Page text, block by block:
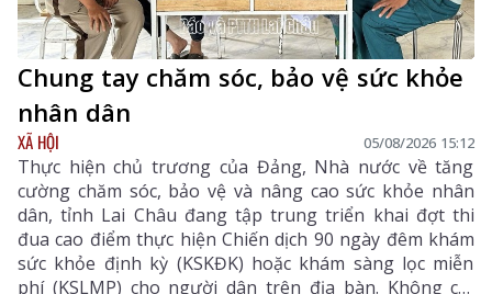
Chung tay chăm sóc, bảo vệ sức khỏe
nhân dân
XÃ HỘI 05/08/2026 15:12
Thực hiện chủ trương của Đảng, Nhà nước về tăng
cường chăm sóc, bảo vệ và nâng cao sức khỏe nhân
dân, tỉnh Lai Châu đang tập trung triển khai đợt thi
đua cao điểm thực hiện Chiến dịch 90 ngày đêm khám
sức khỏe định kỳ (KSKĐK) hoặc khám sàng lọc miễn
phí (KSLMP) cho người dân trên địa bàn. Không chỉ